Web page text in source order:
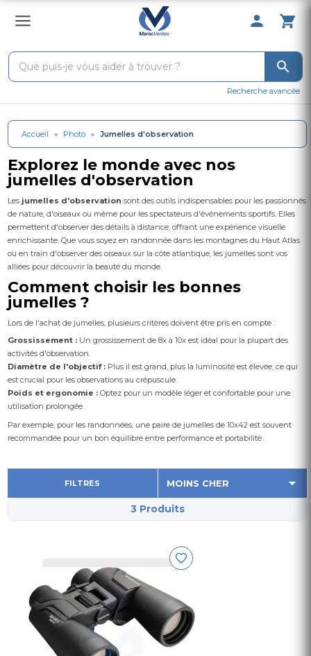
0 Produit
Recherche avancée
Accueil » Photo » Jumelles d'observation
Explorez le monde avec nos
jumelles d'observation
Les jumelles d'observation sont des outils indispensables pour les passionnés
de nature, d'oiseaux ou même pour les spectateurs d'événements sportifs. Elles
permettent d'observer des détails à distance, offrant une expérience visuelle
enrichissante. Que vous soyez en randonnée dans les montagnes du Haut Atlas
ou en train d'observer des oiseaux sur la côte atlantique, les jumelles sont vos
alliées pour découvrir la beauté du monde.
Comment choisir les bonnes
jumelles ?
Lors de l'achat de jumelles, plusieurs critères doivent être pris en compte :
Grossissement : Un grossissement de 8x à 10x est idéal pour la plupart des
activités d'observation.
Diamètre de l'objectif : Plus il est grand, plus la luminosité est élevée, ce qui
est crucial pour les observations au crépuscule.
Poids et ergonomie : Optez pour un modèle léger et confortable pour une
utilisation prolongée.
Par exemple, pour les randonnées, une paire de jumelles de 10x42 est souvent
recommandée pour un bon équilibre entre performance et portabilité.
FILTRES
3 Produits